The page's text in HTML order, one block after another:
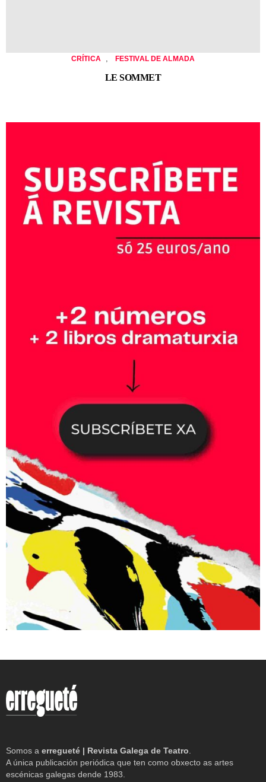
CRÍTICA FESTIVAL DE ALMADA
LE SOMMET
Somos a erregueté | Revista Galega de Teatro
A única publicación periódica que ten como obxecto as artes
escénicas galegas dende 1983.